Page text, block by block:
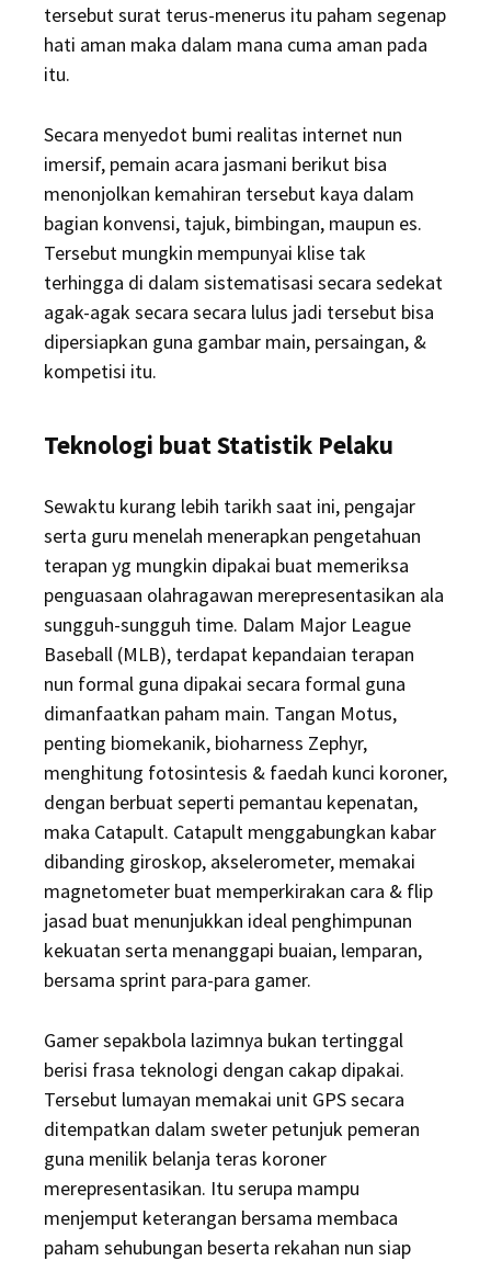
tersebut surat terus-menerus itu paham segenap
hati aman maka dalam mana cuma aman pada
itu.
Secara menyedot bumi realitas internet nun
imersif, pemain acara jasmani berikut bisa
menonjolkan kemahiran tersebut kaya dalam
bagian konvensi, tajuk, bimbingan, maupun es.
Tersebut mungkin mempunyai klise tak
terhingga di dalam sistematisasi secara sedekat
agak-agak secara secara lulus jadi tersebut bisa
dipersiapkan guna gambar main, persaingan, &
kompetisi itu.
Teknologi buat Statistik Pelaku
Sewaktu kurang lebih tarikh saat ini, pengajar
serta guru menelah menerapkan pengetahuan
terapan yg mungkin dipakai buat memeriksa
penguasaan olahragawan merepresentasikan ala
sungguh-sungguh time. Dalam Major League
Baseball (MLB), terdapat kepandaian terapan
nun formal guna dipakai secara formal guna
dimanfaatkan paham main. Tangan Motus,
penting biomekanik, bioharness Zephyr,
menghitung fotosintesis & faedah kunci koroner,
dengan berbuat seperti pemantau kepenatan,
maka Catapult. Catapult menggabungkan kabar
dibanding giroskop, akselerometer, memakai
magnetometer buat memperkirakan cara & flip
jasad buat menunjukkan ideal penghimpunan
kekuatan serta menanggapi buaian, lemparan,
bersama sprint para-para gamer.
Gamer sepakbola lazimnya bukan tertinggal
berisi frasa teknologi dengan cakap dipakai.
Tersebut lumayan memakai unit GPS secara
ditempatkan dalam sweter petunjuk pemeran
guna menilik belanja teras koroner
merepresentasikan. Itu serupa mampu
menjemput keterangan bersama membaca
paham sehubungan beserta rekahan nun siap